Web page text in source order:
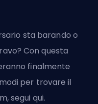
sta barando o
Con questa
finalmente
per trovare il
segui qui.